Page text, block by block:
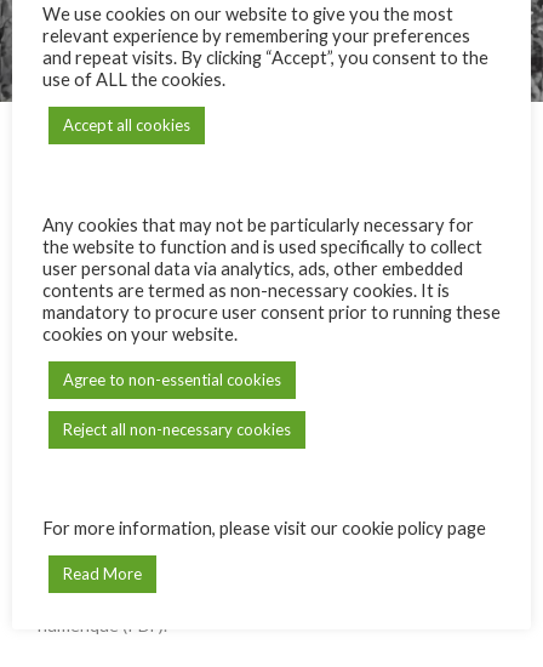
À propos de nous
À propos de nous
Lancé le 13 février 1930 à l’initiative de l’Union Catholique
de l’île Maurice, La Vie Catholiqueest un magazine
Initialement une simple feuille en noir et blanc,
La Vie
a évolué au fil des décennies pour devenir un
magazine en couleurs de 60 pages, vendu dans les
paroisses, supermarchés, boutiques, ainsi qu’en version
numérique (PDF).
We use cookies on our website to give you the most
relevant experience by remembering your preferences
and repeat visits. By clicking “Accept”, you consent to the
use of ALL the cookies.
Accept all cookies
Any cookies that may not be particularly necessary for
the website to function and is used specifically to collect
user personal data via analytics, ads, other embedded
contents are termed as non-necessary cookies. It is
mandatory to procure user consent prior to running these
cookies on your website.
Agree to non-essential cookies
Reject all non-necessary cookies
For more information, please visit our cookie policy page
Read More